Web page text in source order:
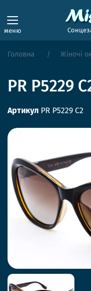
меню
Головна Жіночі
PR P5229
Артикул PR P5229 C2